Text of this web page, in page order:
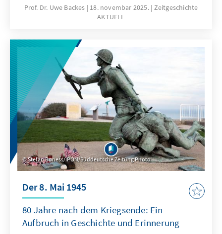
Ausgabe von Zeitgeschichte Aktuell, dass nur
sachliche Auseinandersetzung und
Trend wirksam entgegentreten können. Im
Mittelpunkt steht dabei die Frage, wie
Demokratie und politische Kultur
widerstandsfähig gegenüber populistischen
Versuchungen bleiben können.
Prof. Dr. Uwe Backes 18. novembar 2025. Zeitgeschichte
AKTUELL
Stefan Boness/IPON/Süddeutsche Zeitung Photo
Der 8. Mai 1945
80 Jahre nach dem Kriegsende: Ein
Aufbruch in Geschichte und Erinnerung